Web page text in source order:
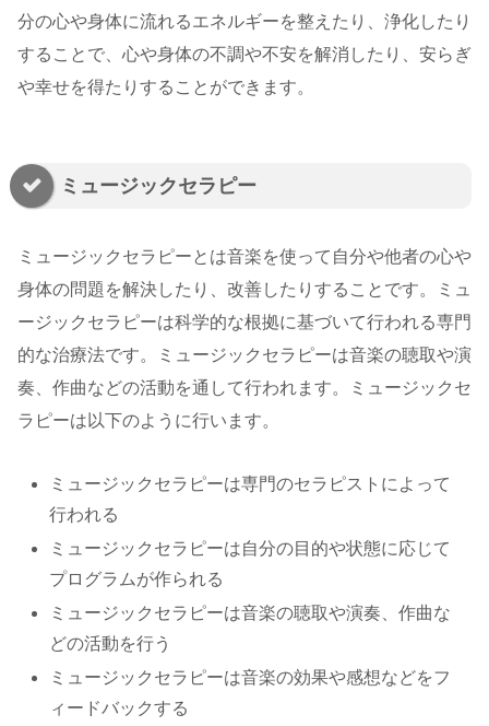
分の心や身体に流れるエネルギーを整えたり、浄化したり
することで、心や身体の不調や不安を解消したり、安らぎ
や幸せを得たりすることができます。
ミュージックセラピー
ミュージックセラピーとは音楽を使って自分や他者の心や
身体の問題を解決したり、改善したりすることです。ミュ
ージックセラピーは科学的な根拠に基づいて行われる専門
的な治療法です。ミュージックセラピーは音楽の聴取や演
奏、作曲などの活動を通して行われます。ミュージックセ
ラピーは以下のように行います。
ミュージックセラピーは専門のセラピストによって
行われる
ミュージックセラピーは自分の目的や状態に応じて
プログラムが作られる
ミュージックセラピーは音楽の聴取や演奏、作曲な
どの活動を行う
ミュージックセラピーは音楽の効果や感想などをフ
ィードバックする